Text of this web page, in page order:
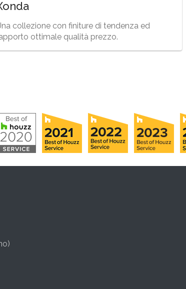
collezione con finiture di tendenza ed
ottimale qualità prezzo.